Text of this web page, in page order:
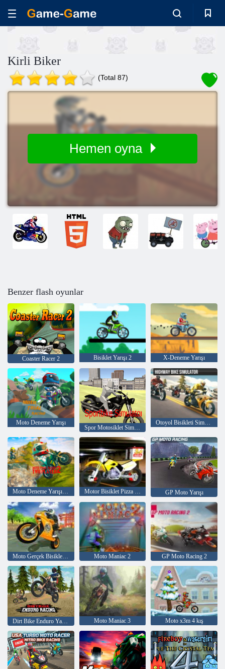
Kirli Biker
(Total 87)
Hemen oyna
Benzer flash oyunlar
Coaster Racer 2 Bisiklet Yarışı 2 X-Deneme Yarışı
Moto Deneme Yarışı
Spor Motosiklet Simülatörü
Otoyol Bisikleti Simülatörü
Moto Deneme Yarışı 2: İki Oyuncu Motor Bisiklet Pizza Teslimat 2020 GP Moto Yarışı
Moto Gerçek Bisiklet Yarışı Moto Maniac 2 GP Moto Racing 2
Dirt Bike Enduro Yarışı Moto Maniac 3 Moto x3m 4 kış